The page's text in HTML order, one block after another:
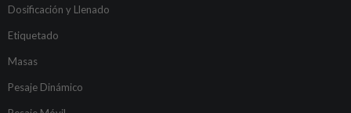
Dosificación y Llenado
Etiquetado
Masas
Pesaje Dinámico